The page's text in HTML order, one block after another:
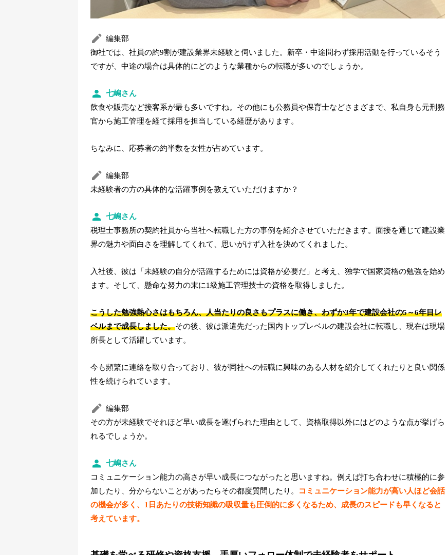
編集部
御社では、社員の約9割が建設業界未経験と伺いました。新卒・中途問わず採用活動を行っているそう
ですが、中途の場合は具体的にどのような業種からの転職が多いのでしょうか。
七嶋さん
飲食や販売など接客系が最も多いですね。その他にも公務員や保育士などさまざまで、私自身も元刑務
官から施工管理を経て採用を担当している経歴があります。
ちなみに、応募者の約半数を女性が占めています。
編集部
未経験者の方の具体的な活躍事例を教えていただけますか？
七嶋さん
税理士事務所の契約社員から当社へ転職した方の事例を紹介させていただきます。面接を通じて建設業
界の魅力や面白さを理解してくれて、思いがけず入社を決めてくれました。
入社後、彼は「未経験の自分が活躍するためには資格が必要だ」と考え、独学で国家資格の勉強を始め
ます。そして、懸命な努力の末に1級施工管理技士の資格を取得しました。
こうした勉強熱心さはもちろん、人当たりの良さもプラスに働き、わずか3年で建設会社の5～6年目レ
ベルまで成長しました。その後、彼は派遣先だった国内トップレベルの建設会社に転職し、現在は現場
所長として活躍しています。
今も頻繁に連絡を取り合っており、彼が同社への転職に興味のある人材を紹介してくれたりと良い関係
性を続けられています。
編集部
その方が未経験でそれほど早い成長を遂げられた理由として、資格取得以外にはどのような点が挙げら
れるでしょうか。
七嶋さん
コミュニケーション能力の高さが早い成長につながったと思いますね。例えば打ち合わせに積極的に参
加したり、分からないことがあったらその都度質問したり。
コミュニケーション能力が高い人ほど会話
の機会が多く、1日あたりの技術知識の吸収量も圧倒的に多くなるため、成長のスピードも早くなると
考えています。